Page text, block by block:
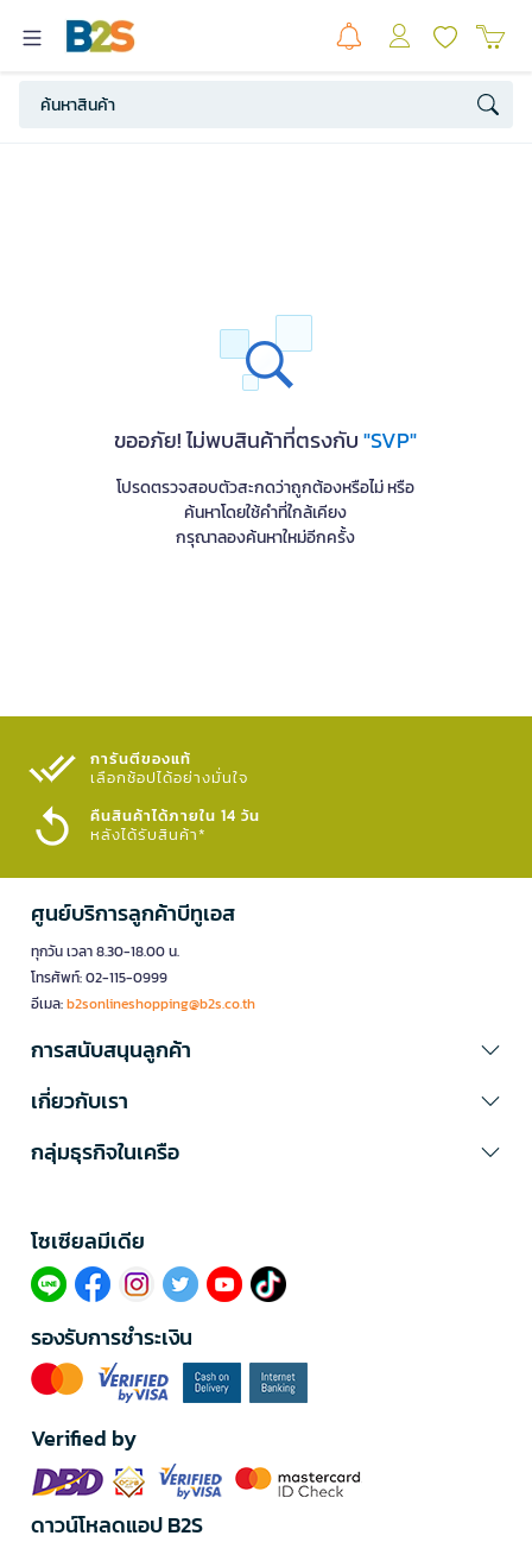
ขออภัย! ไม่พบสินค้าที่ตรงกับ"SVP"
โปรดตรวจสอบตัวสะกดว่าถูกต้องหรือไม่ หรือ
ค้นหาโดยใช้คำที่ใกล้เคียง
กรุณาลองค้นหาใหม่อีกครั้ง
การันตีของแท้
เลือกช้อปได้อย่างมั่นใจ​
คืนสินค้าได้ภายใน 14 วัน
หลังได้รับสินค้า*
ศูนย์บริการลูกค้าบีทูเอส
ทุกวัน เวลา 8.30-18.00 น.
โทรศัพท์: 02-115-0999
อีเมล:b2sonlineshopping@b2s.co.th
การสนับสนุนลูกค้า
เกี่ยวกับเรา
กลุ่มธุรกิจในเครือ
โซเซียลมีเดีย​
รองรับการชำระเงิน
Verified by
ดาวน์โหลดแอป B2S